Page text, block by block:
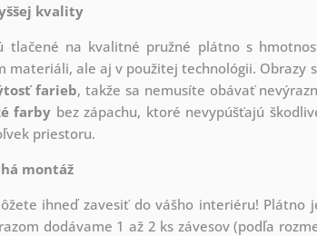
kvality
tlačené na kvalitné pružné plátno s
materiáli, ale aj v použitej technológii. Obrazy
farieb, takže sa nemusíte obávať
farby bez zápachu, ktoré nevypúšťajú
priestoru.
montáž
ihneď zavesiť do vášho interiéru!
dodávame 1 až 2 ks závesov (podľa